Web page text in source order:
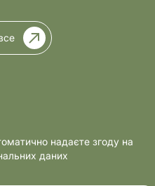
надаєте згоду на
даних